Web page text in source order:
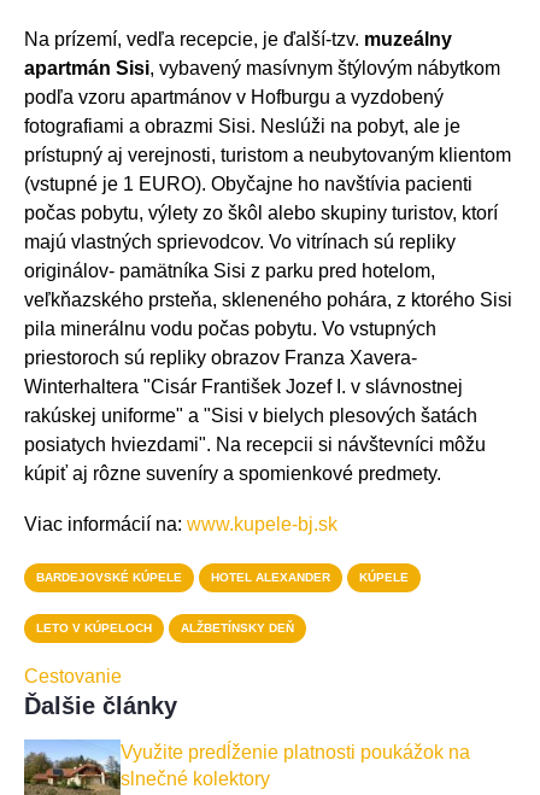
Na prízemí, vedľa recepcie, je ďalší-tzv. muzeálny
apartmán Sisi, vybavený masívnym štýlovým nábytkom
podľa vzoru apartmánov v Hofburgu a vyzdobený
fotografiami a obrazmi Sisi. Neslúži na pobyt, ale je
prístupný aj verejnosti, turistom a neubytovaným klientom
(vstupné je 1 EURO). Obyčajne ho navštívia pacienti
počas pobytu, výlety zo škôl alebo skupiny turistov, ktorí
majú vlastných sprievodcov. Vo vitrínach sú repliky
originálov- pamätníka Sisi z parku pred hotelom,
veľkňazského prsteňa, skleneného pohára, z ktorého Sisi
pila minerálnu vodu počas pobytu. Vo vstupných
priestoroch sú repliky obrazov Franza Xavera-
Winterhaltera "Cisár František Jozef I. v slávnostnej
rakúskej uniforme" a "Sisi v bielych plesových šatách
posiatych hviezdami". Na recepcii si návštevníci môžu
kúpiť aj rôzne suveníry a spomienkové predmety.
Viac informácií na: www.kupele-bj.sk
BARDEJOVSKÉ KÚPELE HOTEL ALEXANDER KÚPELE
LETO V KÚPELOCH ALŽBETÍNSKY DEŇ
Cestovanie
Ďalšie články
Využite predĺženie platnosti poukážok na
slnečné kolektory